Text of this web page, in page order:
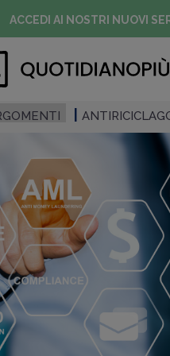
ACCEDI AI NOSTRI NUOVI